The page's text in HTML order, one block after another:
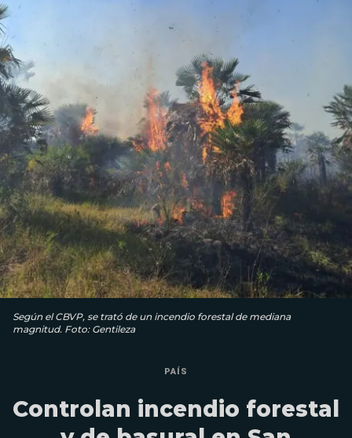
Según el CBVP, se trató de un incendio forestal de mediana
magnitud. Foto: Gentileza
PAÍS
Controlan incendio forestal